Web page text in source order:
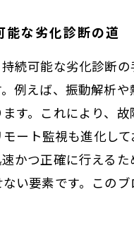
能な劣化診断の道
続可能な劣化診断
例えば、振動解析
す。これにより、
ート監視も進化し
かつ正確に行える
い要素です。この